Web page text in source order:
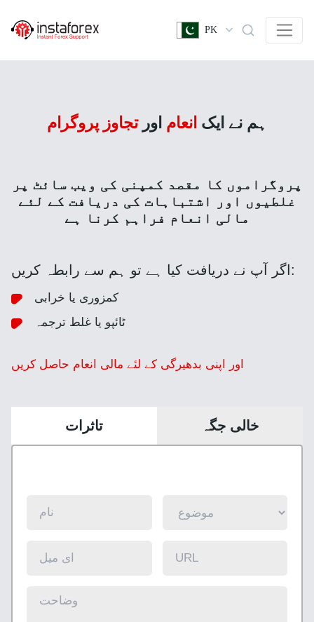
PK
ہم نے ایک انعام اورتجاوز پروگرام
پروگراموں کا مقصد کمپنی کی ویب سائٹ پر
غلطیوں اور اشتباہات کی دریافت کے لئے
مالی انعام فراہم کرنا ہے
اگر آپ نے دریافت کیا ہے تو ہم سے رابطہ کریں:
کمزوری یا خرابی
ٹائپو یا غلط ترجمہ
اور اپنی بدھیرگی کے لئے مالی انعام حاصل کریں
تاثرات خالی جگہ